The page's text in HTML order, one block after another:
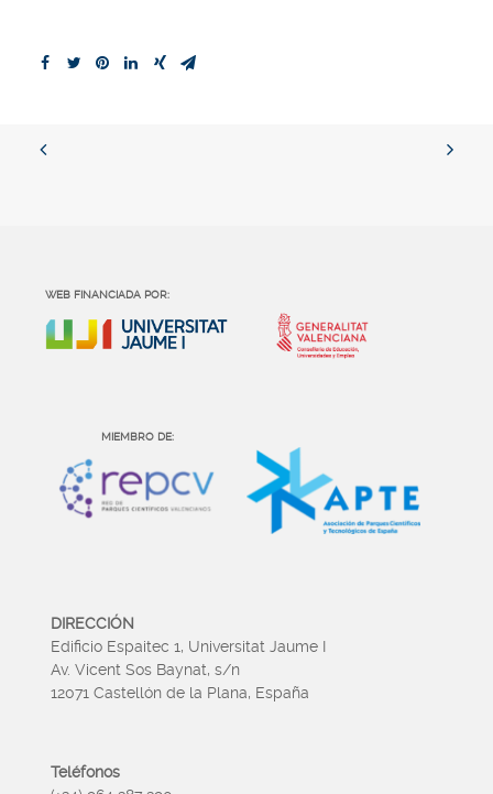
WEB FINANCIADA POR:
MIEMBRO DE:
DIRECCIÓN
Edificio Espaitec 1, Universitat Jaume I
Av. Vicent Sos Baynat, s/n
12071 Castellón de la Plana, España
Teléfonos